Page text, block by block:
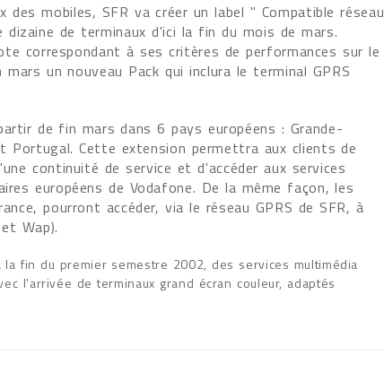
mobiles, SFR va créer un label " Compatible réseau
de terminaux d'ici la fin du mois de mars.
correspondant à ses critères de performances sur le
un nouveau Pack qui inclura le terminal GPRS
de fin mars dans 6 pays européens : Grande-
Portugal. Cette extension permettra aux clients de
continuité de service et d'accéder aux services
européens de Vodafone. De la même façon, les
pourront accéder, via le réseau GPRS de SFR, à
Wap).
fin du premier semestre 2002, des services multimédia
l'arrivée de terminaux grand écran couleur, adaptés